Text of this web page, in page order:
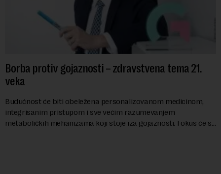
Borba protiv gojaznosti – zdravstvena tema 21.
veka
Budućnost će biti obeležena personalizovanom medicinom,
integrisanim pristupom i sve većim razumevanjem
metaboličkih mehanizama koji stoje iza gojaznosti. Fokus će se